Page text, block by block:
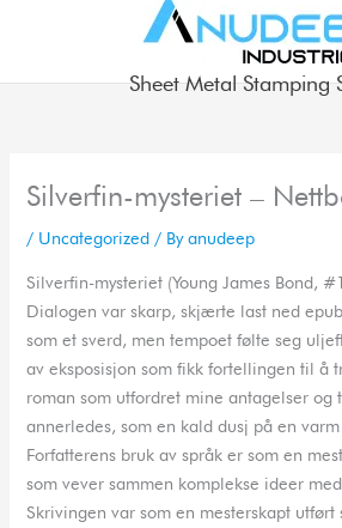
Sheet Metal Stamping
Silverfin-mysteriet –
/ Uncategorized / Byanudeep
Silverfin-mysteriet (Young James Bond,
Dialogen var skarp, skjærte last ned
som et sverd, men tempoet følte seg
av eksposisjon som fikk fortellingen til å
roman som utfordret mine antagelser og
annerledes, som en kald dusj på en
Forfatterens bruk av språk er som en
som vever sammen komplekse ideer
Skrivingen var som en mesterskapt utført